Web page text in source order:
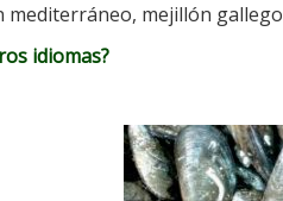
mediterráneo, mejillón gallego
idiomas?